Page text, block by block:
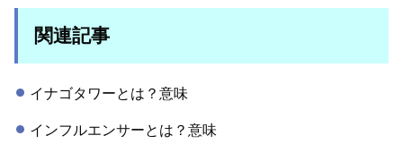
関連記事
イナゴタワーとは？意味
インフルエンサーとは？意味